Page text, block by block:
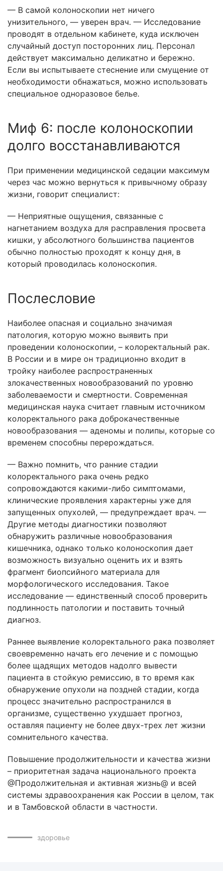
— В самой колоноскопии нет ничего
унизительного, — уверен врач. — Исследование
проводят в отдельном кабинете, куда исключен
случайный доступ посторонних лиц. Персонал
действует максимально деликатно и бережно.
Если вы испытываете стеснение или смущение от
необходимости обнажаться, можно использовать
специальное одноразовое белье.
Миф 6: после колоноскопии
долго восстанавливаются
При применении медицинской седации максимум
через час можно вернуться к привычному образу
жизни, говорит специалист:
— Неприятные ощущения, связанные с
нагнетанием воздуха для расправления просвета
кишки, у абсолютного большинства пациентов
обычно полностью проходят к концу дня, в
который проводилась колоноскопия.
Послесловие
Наиболее опасная и социально значимая
патология, которую можно выявить при
проведении колоноскопии, – колоректальный рак.
В России и в мире он традиционно входит в
тройку наиболее распространенных
злокачественных новообразований по уровню
заболеваемости и смертности. Современная
медицинская наука считает главным источником
колоректального рака доброкачественные
новообразования — аденомы и полипы, которые со
временем способны перерождаться.
— Важно помнить, что ранние стадии
колоректального рака очень редко
сопровождаются какими-либо симптомами,
клинические проявления характерны уже для
запущенных опухолей, — предупреждает врач. —
Другие методы диагностики позволяют
обнаружить различные новообразования
кишечника, однако только колоноскопия дает
возможность визуально оценить их и взять
фрагмент биопсийного материала для
морфологического исследования. Такое
исследование — единственный способ проверить
подлинность патологии и поставить точный
диагноз.
Раннее выявление колоректального рака позволяет
своевременно начать его лечение и с помощью
более щадящих методов надолго вывести
пациента в стойкую ремиссию, в то время как
обнаружение опухоли на поздней стадии, когда
процесс значительно распространился в
организме, существенно ухудшает прогноз,
оставляя пациенту не более двух-трех лет жизни
сомнительного качества.
Повышение продолжительности и качества жизни
– приоритетная задача национального проекта
@Продолжительная и активная жизнь@ и всей
системы здравоохранения как России в целом, так
и в Тамбовской области в частности.
здоровье